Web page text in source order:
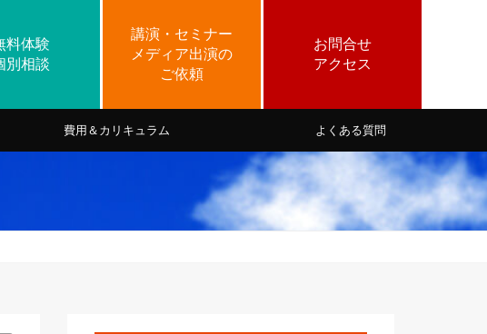
費用＆カリキュラム よくある質問